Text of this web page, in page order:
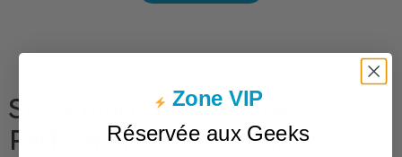
Streaming Ultra-Fluide,
Performance Maximale
Zone VIP
Réservée aux Geeks